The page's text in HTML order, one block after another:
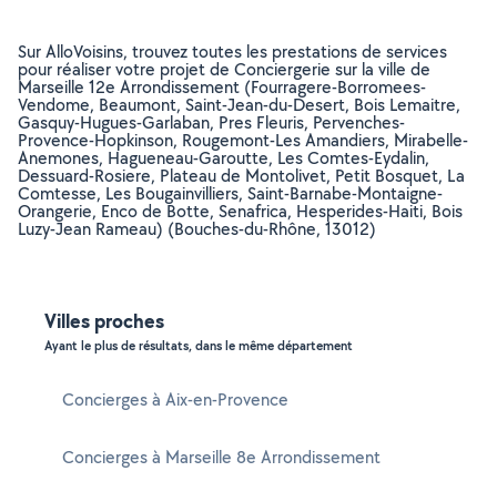
Sur AlloVoisins, trouvez toutes les prestations de services
pour réaliser votre projet de Conciergerie sur la ville de
Marseille 12e Arrondissement (Fourragere-Borromees-
Vendome, Beaumont, Saint-Jean-du-Desert, Bois Lemaitre,
Gasquy-Hugues-Garlaban, Pres Fleuris, Pervenches-
Provence-Hopkinson, Rougemont-Les Amandiers, Mirabelle-
Anemones, Hagueneau-Garoutte, Les Comtes-Eydalin,
Dessuard-Rosiere, Plateau de Montolivet, Petit Bosquet, La
Comtesse, Les Bougainvilliers, Saint-Barnabe-Montaigne-
Orangerie, Enco de Botte, Senafrica, Hesperides-Haiti, Bois
Luzy-Jean Rameau) (Bouches-du-Rhône, 13012)
Villes proches
Ayant le plus de résultats, dans le même département
Concierges à Aix-en-Provence
Concierges à Marseille 8e Arrondissement